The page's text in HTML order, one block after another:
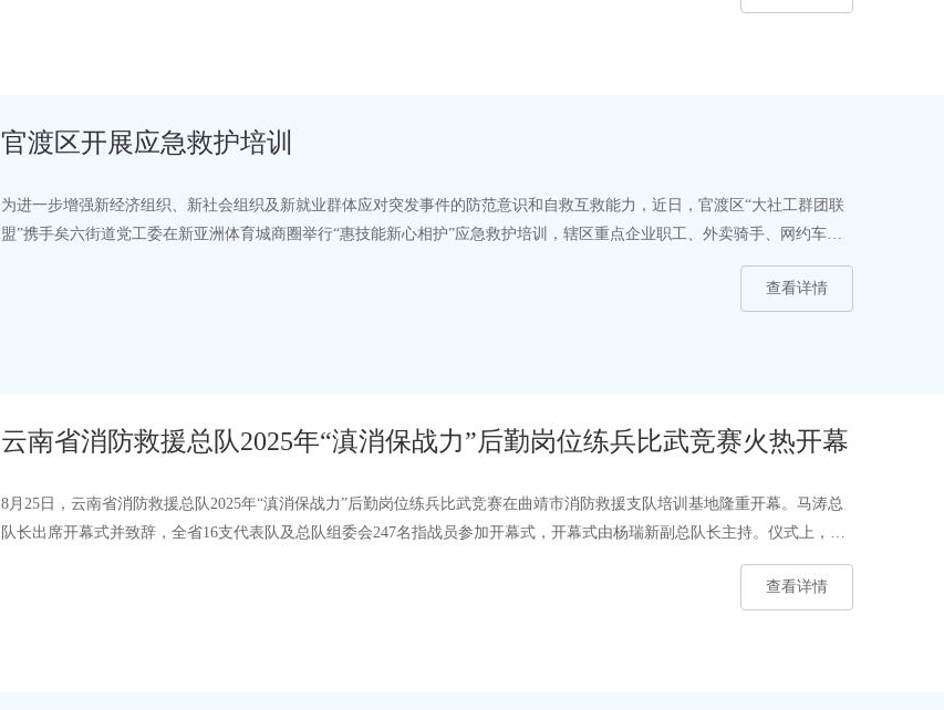
官渡区开展应急救护培训
为进一步增强新经济组织、新社会组织及新就业群体应对突发事件的防范意识和自救互救能力，近日，官渡区“大社工群团联
盟”携手矣六街道党工委在新亚洲体育城商圈举行“惠技能新心相护”应急救护培训，辖区重点企业职工、外卖骑手、网约车司
查看详情
云南省消防救援总队2025年“滇消保战力”后勤岗位练兵比武竞赛火热开幕
8月25日，云南省消防救援总队2025年“滇消保战力”后勤岗位练兵比武竞赛在曲靖市消防救援支队培训基地隆重开幕。马涛总
队长出席开幕式并致辞，全省16支代表队及总队组委会247名指战员参加开幕式，开幕式由杨瑞新副总队长主持。仪式上，参
查看详情